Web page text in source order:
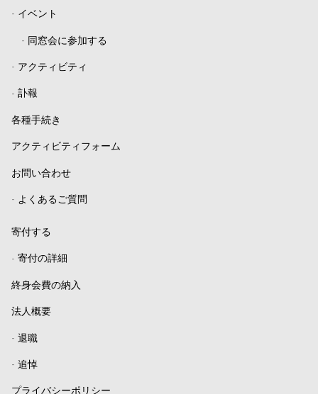
- イベント
- 同窓会に参加する
- アクティビティ
- 訃報
各種手続き
アクティビティフォーム
お問い合わせ
- よくあるご質問
寄付する
- 寄付の詳細
終身会費の納入
法人概要
- 退職
- 追悼